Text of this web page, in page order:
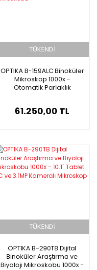
TÜKENDİ
OPTIKA B-159ALC Binoküler
Mikroskop 1000x -
Otomatik Parlaklık
61.250,00 TL
TÜKENDİ
OPTIKA B-290TB Dijital
Binoküler Araştırma ve
Biyoloji Mikroskobu 1000x -